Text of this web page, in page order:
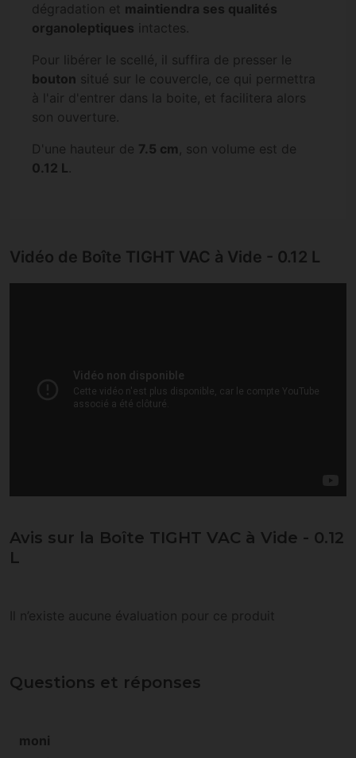
dégradation et maintiendra ses qualités
organoleptiques intactes.
Pour libérer le scellé, il suffira de presser le
bouton situé sur le couvercle, ce qui permettra
à l'air d'entrer dans la boite, et facilitera alors
son ouverture.
D'une hauteur de 7.5 cm , son volume est de
0.12 L.
Vidéo de Boîte TIGHT VAC à Vide - 0.12 L
Avis sur la Boîte TIGHT VAC à Vide - 0.12
L
Il n’existe aucune évaluation pour ce produit
Questions et réponses
moni